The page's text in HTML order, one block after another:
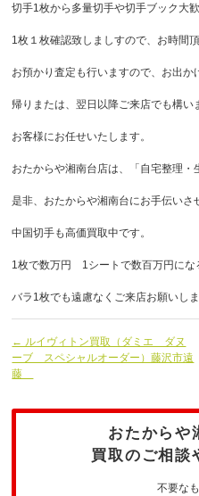
切手1枚から多量切手や切手ブック大
1枚１枚確認致しましすので、お時間
お預かり査定も行いますので、お出か
帰りまたは、翌日以降ご来店でも構い
お客様にお任せいたします。
おたからや湘南台店は、「自宅整理・
是非、おたからや湘南台にお手伝いさ
中国切手も高価買取中です。
1枚で数万円 1シートで数百万円にな
バラ1枚でも遠慮なくご来店お願いしま
← ルイヴィトン買取（ダミエ ダヌ
ーブ スペシャルオーダー）藤沢市遠
藤
おたからや
買取のご相談
不要な